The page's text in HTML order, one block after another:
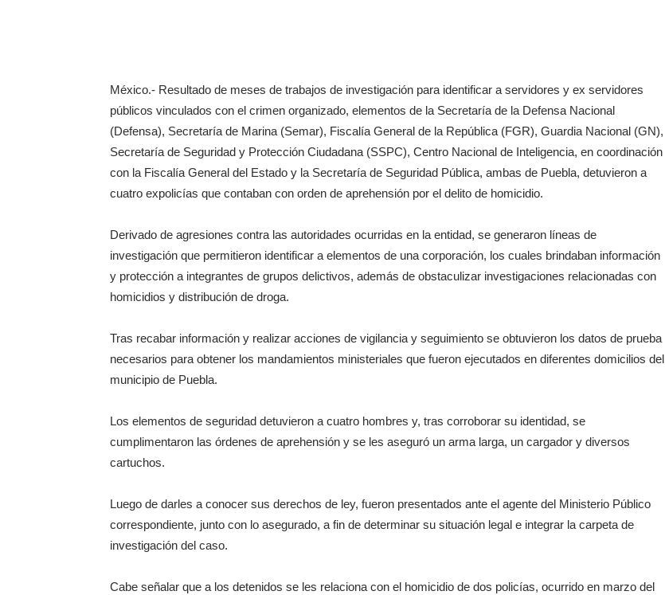
México.- Resultado de meses de trabajos de investigación para identificar a servidores y ex servidores
públicos vinculados con el crimen organizado, elementos de la Secretaría de la Defensa Nacional
(Defensa), Secretaría de Marina (Semar), Fiscalía General de la República (FGR), Guardia Nacional (GN),
Secretaría de Seguridad y Protección Ciudadana (SSPC), Centro Nacional de Inteligencia, en coordinación
con la Fiscalía General del Estado y la Secretaría de Seguridad Pública, ambas de Puebla, detuvieron a
cuatro expolicías que contaban con orden de aprehensión por el delito de homicidio.
Derivado de agresiones contra las autoridades ocurridas en la entidad, se generaron líneas de
investigación que permitieron identificar a elementos de una corporación, los cuales brindaban información
y protección a integrantes de grupos delictivos, además de obstaculizar investigaciones relacionadas con
homicidios y distribución de droga.
Tras recabar información y realizar acciones de vigilancia y seguimiento se obtuvieron los datos de prueba
necesarios para obtener los mandamientos ministeriales que fueron ejecutados en diferentes domicilios del
municipio de Puebla.
Los elementos de seguridad detuvieron a cuatro hombres y, tras corroborar su identidad, se
cumplimentaron las órdenes de aprehensión y se les aseguró un arma larga, un cargador y diversos
cartuchos.
Luego de darles a conocer sus derechos de ley, fueron presentados ante el agente del Ministerio Público
correspondiente, junto con lo asegurado, a fin de determinar su situación legal e integrar la carpeta de
investigación del caso.
Cabe señalar que a los detenidos se les relaciona con el homicidio de dos policías, ocurrido en marzo del